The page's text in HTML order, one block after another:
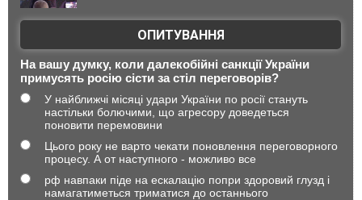
ОПИТУВАННЯ
На вашу думку, коли далекобійні санкції України
примусять росію сісти за стіл переговорів?
У найближчі місяці удари України по росії стануть
настільки болючими, що агресору доведеться
поновити перемовини
Цього року не варто чекати поновлення переговорного
процесу. А от наступного - можливо все
рф навпаки піде на ескалацію попри здоровий глузд і
намагатиметься триматися до останнього